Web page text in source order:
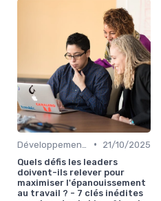
•
21/10/2025
Quels défis les leaders
doivent-ils relever pour
maximiser l'épanouissement
au travail ? - 7 clés inédites